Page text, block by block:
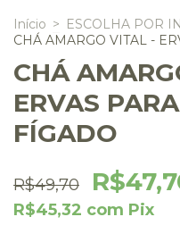
Início > ESCOLHA POR
CHÁ AMARGO VITAL -
CHÁ
ERVAS
FÍGADO
R$49,70
R$45,32 com Pix